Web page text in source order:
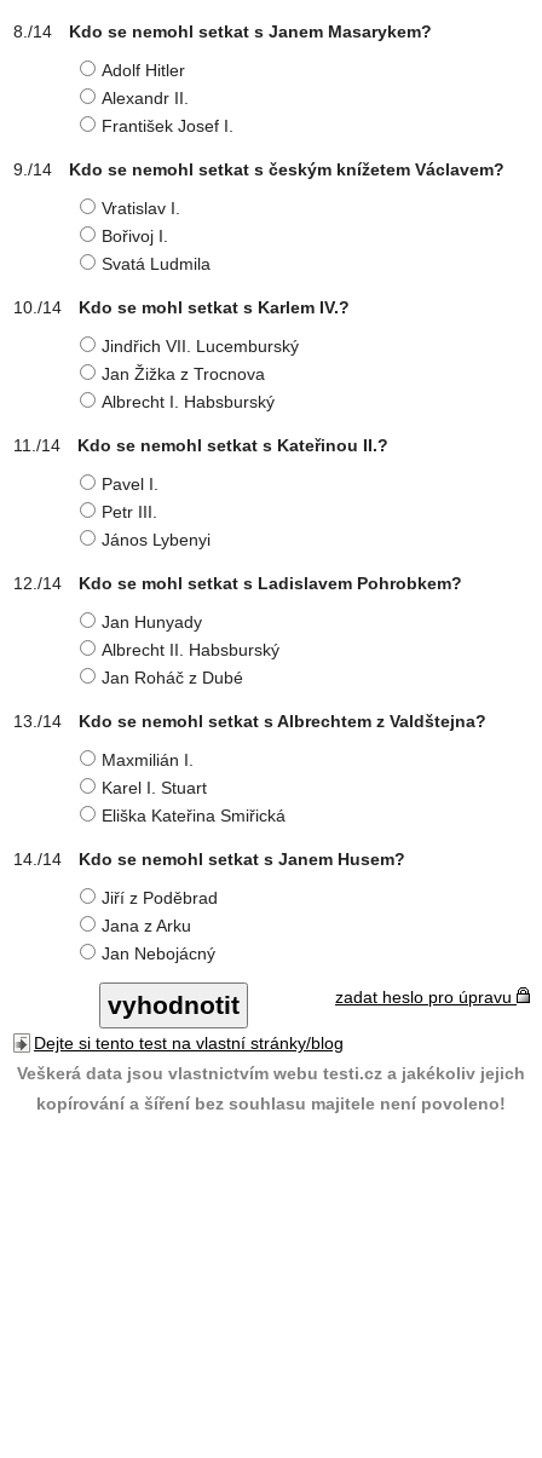
Kdo se nemohl setkat s Janem Masarykem?
Adolf Hitler
Alexandr II.
František Josef I.
Kdo se nemohl setkat s českým knížetem Václavem?
Vratislav I.
Bořivoj I.
Svatá Ludmila
Kdo se mohl setkat s Karlem IV.?
Jindřich VII. Lucemburský
Jan Žižka z Trocnova
Albrecht I. Habsburský
Kdo se nemohl setkat s Kateřinou II.?
Pavel I.
Petr III.
János Lybenyi
Kdo se mohl setkat s Ladislavem Pohrobkem?
Jan Hunyady
Albrecht II. Habsburský
Jan Roháč z Dubé
Kdo se nemohl setkat s Albrechtem z Valdštejna?
Maxmilián I.
Karel I. Stuart
Eliška Kateřina Smiřická
Kdo se nemohl setkat s Janem Husem?
Jiří z Poděbrad
Jana z Arku
Jan Nebojácný
zadat heslo pro úpravu
Dejte si tento test na vlastní stránky/blog
Veškerá data jsou vlastnictvím webu testi.cz a jakékoliv jejich
kopírování a šíření bez souhlasu majitele není povoleno!